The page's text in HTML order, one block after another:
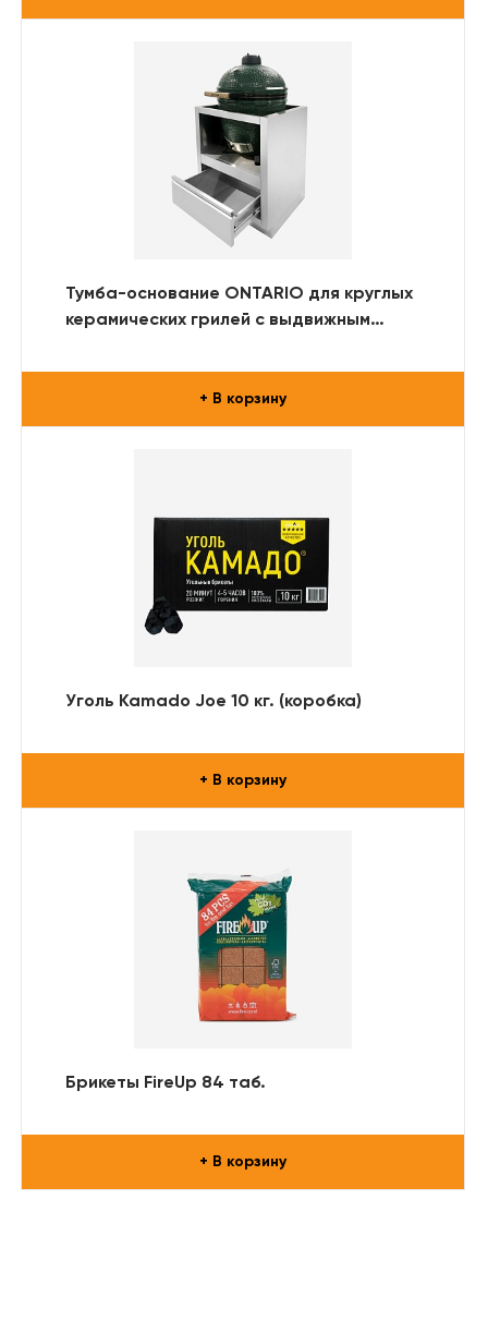
Тумба-основание ONTARIO для круглых
керамических грилей с выдвижным
+ В корзину
Уголь Kamado Joe 10 кг. (коробка)
+ В корзину
Брикеты FireUp 84 таб.
+ В корзину